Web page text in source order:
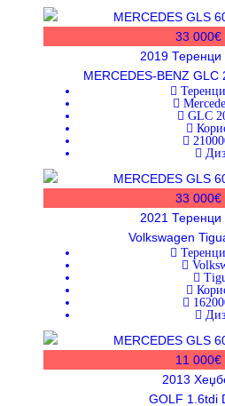
33 000€
2019 Теренци
MERCEDES-BENZ GLC
GLC
33 000€
2021 Теренци
Volkswagen
11 000€
2013
GOLF 1.6tdi